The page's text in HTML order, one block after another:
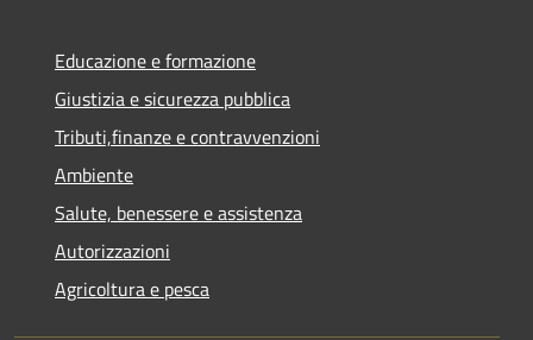
Educazione e formazione
Giustizia e sicurezza pubblica
Tributi,finanze e contravvenzioni
Ambiente
Salute, benessere e assistenza
Autorizzazioni
Agricoltura e pesca